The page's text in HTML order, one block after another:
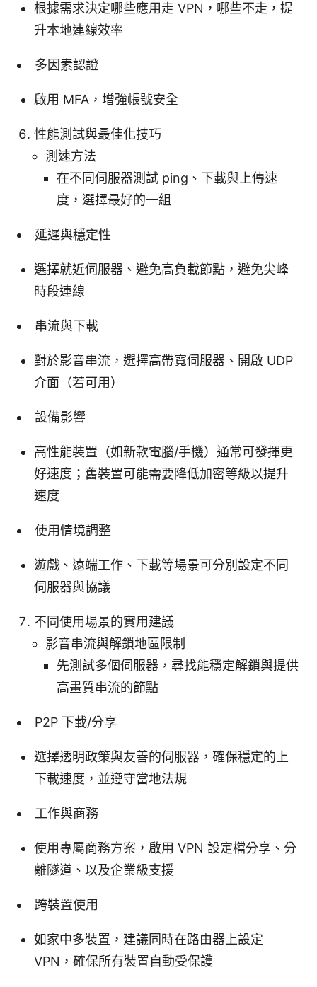
根據需求決定哪些應用走 VPN，哪些不走，提
升本地連線效率
多因素認證
啟用 MFA，增強帳號安全
性能測試與最佳化技巧
測速方法
在不同伺服器測試 ping、下載與上傳速
度，選擇最好的一組
延遲與穩定性
選擇就近伺服器、避免高負載節點，避免尖峰
時段連線
串流與下載
對於影音串流，選擇高帶寬伺服器、開啟 UDP
介面（若可用）
設備影響
高性能裝置（如新款電腦/手機）通常可發揮更
好速度；舊裝置可能需要降低加密等級以提升
速度
使用情境調整
遊戲、遠端工作、下載等場景可分別設定不同
伺服器與協議
不同使用場景的實用建議
影音串流與解鎖地區限制
先測試多個伺服器，尋找能穩定解鎖與提供
高畫質串流的節點
P2P 下載/分享
選擇透明政策與友善的伺服器，確保穩定的上
下載速度，並遵守當地法規
工作與商務
使用專屬商務方案，啟用 VPN 設定檔分享、分
離隧道、以及企業級支援
跨裝置使用
如家中多裝置，建議同時在路由器上設定
VPN，確保所有裝置自動受保護